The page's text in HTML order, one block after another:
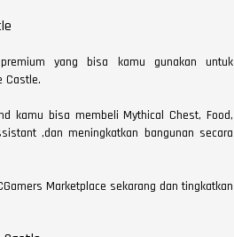
yang bisa kamu gunakan untuk
Castle.
kamu bisa membeli Mythical Chest, Food,
,dan meningkatkan bangunan secara
Marketplace sekarang dan tingkatkan